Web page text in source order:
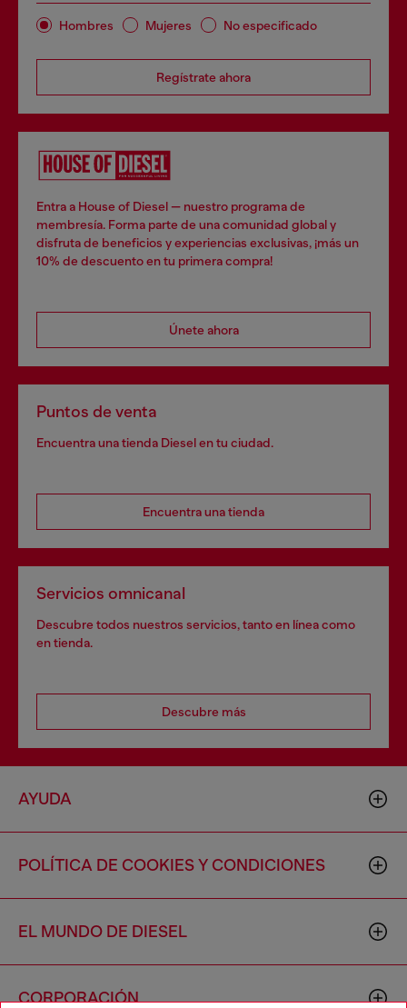
Hombres Mujeres No especificado
Regístrate ahora
Entra a House of Diesel — nuestro programa de
membresía. Forma parte de una comunidad global y
disfruta de beneficios y experiencias exclusivas, ¡más un
10% de descuento en tu primera compra!
Únete ahora
Puntos de venta
Encuentra una tienda Diesel en tu ciudad.
Encuentra una tienda
Servicios omnicanal
Descubre todos nuestros servicios, tanto en línea como
en tienda.
Descubre más
AYUDA
POLÍTICA DE COOKIES Y CONDICIONES
EL MUNDO DE DIESEL
CORPORACIÓN